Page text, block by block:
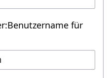
für